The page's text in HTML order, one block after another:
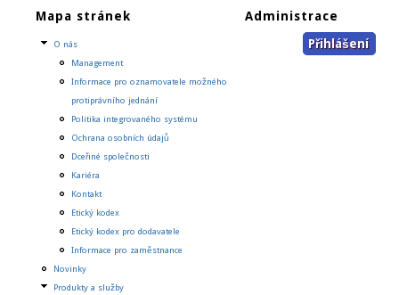
Mapa stránek
O nás
Management
Informace pro oznamovatele možného
protiprávního jednání
Politika integrovaného systému
Ochrana osobních údajů
Dceřiné společnosti
Kariéra
Kontakt
Etický kodex
Etický kodex pro dodavatele
Informace pro zaměstnance
Novinky
Produkty a služby
Administrace
Přihlášení